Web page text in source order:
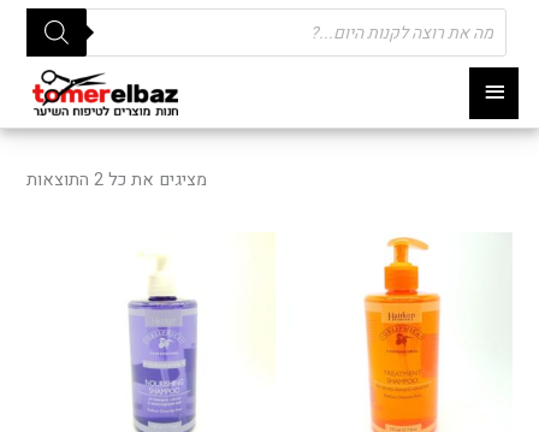
תפריט
ראשי
Products
search
מציגים את כל ⁦2⁩ התוצאות לפי